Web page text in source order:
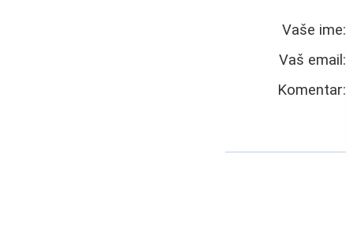
Vaše ime:
Vaš email:
Komentar: